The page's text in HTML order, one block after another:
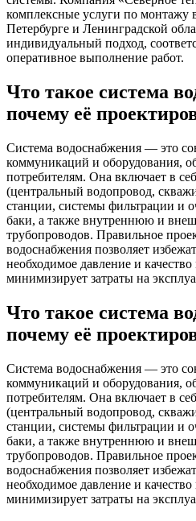
комплексные услуги по монтажу
Петербурге и Ленинградской
индивидуальный подход,
оперативное выполнение работ.
Что такое система
почему её
Система водоснабжения — это
коммуникаций и оборудования,
потребителям. Она включает в
(центральный водопровод,
станции, системы фильтрации и
баки, а также внутреннюю и
трубопроводов. Правильное
водоснабжения позволяет
необходимое давление и
минимизирует затраты на
Что такое система
почему её
Система водоснабжения — это
коммуникаций и оборудования,
потребителям. Она включает в
(центральный водопровод,
станции, системы фильтрации и
баки, а также внутреннюю и
трубопроводов. Правильное
водоснабжения позволяет
необходимое давление и
минимизирует затраты на